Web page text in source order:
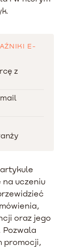
E-
z
uczeniu
oraz jego